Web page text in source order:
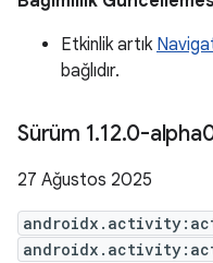
Etkinlik artık
bağlıdır.
Sürüm 1.12.0-
27 Ağustos 2025